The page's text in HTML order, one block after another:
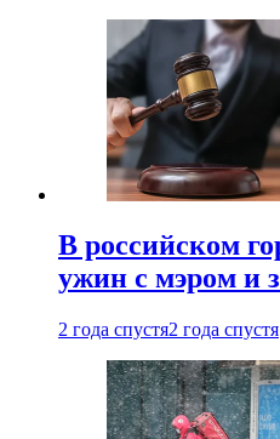
В российском
ужин с мэром и
2 года спустя2 года спустя